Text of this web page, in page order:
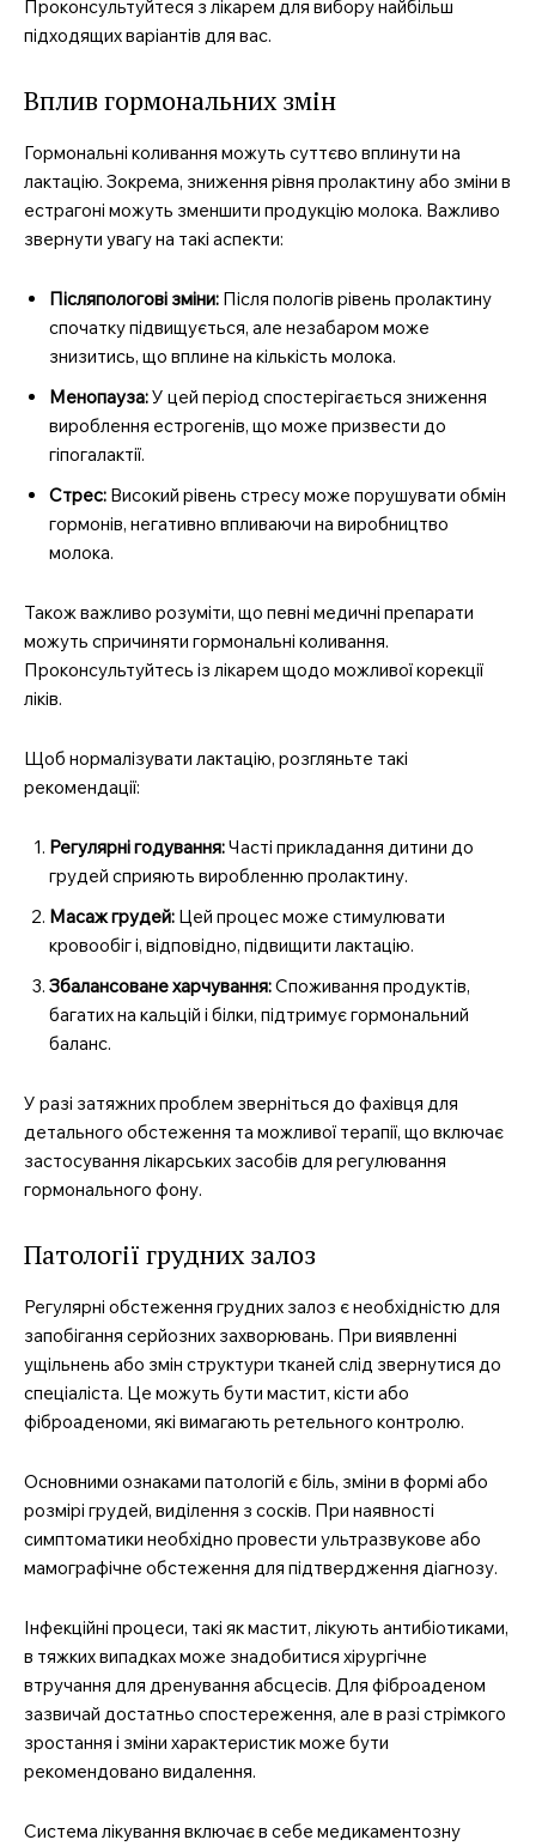
Проконсультуйтеся з лікарем для вибору найбільш
підходящих варіантів для вас.
Вплив гормональних змін
Гормональні коливання можуть суттєво вплинути на
лактацію. Зокрема, зниження рівня пролактину або зміни в
естрагоні можуть зменшити продукцію молока. Важливо
звернути увагу на такі аспекти:
Післяпологові зміни: Після пологів рівень пролактину
спочатку підвищується, але незабаром може
знизитись, що вплине на кількість молока.
Менопауза:У цей період спостерігається зниження
вироблення естрогенів, що може призвести до
гіпогалактії.
Стрес: Високий рівень стресу може порушувати обмін
гормонів, негативно впливаючи на виробництво
молока.
Також важливо розуміти, що певні медичні препарати
можуть спричиняти гормональні коливання.
Проконсультуйтесь із лікарем щодо можливої корекції
ліків.
Щоб нормалізувати лактацію, розгляньте такі
рекомендації:
Регулярні годування:Часті прикладання дитини до
грудей сприяють виробленню пролактину.
Масаж грудей: Цей процес може стимулювати
кровообіг і, відповідно, підвищити лактацію.
Збалансоване харчування:Споживання продуктів,
багатих на кальцій і білки, підтримує гормональний
баланс.
У разі затяжних проблем зверніться до фахівця для
детального обстеження та можливої терапії, що включає
застосування лікарських засобів для регулювання
гормонального фону.
Патології грудних залоз
Регулярні обстеження грудних залоз є необхідністю для
запобігання серйозних захворювань. При виявленні
ущільнень або змін структури тканей слід звернутися до
спеціаліста. Це можуть бути мастит, кісти або
фіброаденоми, які вимагають ретельного контролю.
Основними ознаками патологій є біль, зміни в формі або
розмірі грудей, виділення з сосків. При наявності
симптоматики необхідно провести ультразвукове або
мамографічне обстеження для підтвердження діагнозу.
Інфекційні процеси, такі як мастит, лікують антибіотиками,
в тяжких випадках може знадобитися хірургічне
втручання для дренування абсцесів. Для фіброаденом
зазвичай достатньо спостереження, але в разі стрімкого
зростання і зміни характеристик може бути
рекомендовано видалення.
Система лікування включає в себе медикаментозну